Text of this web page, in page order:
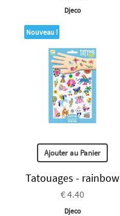
Djeco
Nouveau !
Ajouter au Panier
Tatouages - rainbow
€ 4.40
Djeco